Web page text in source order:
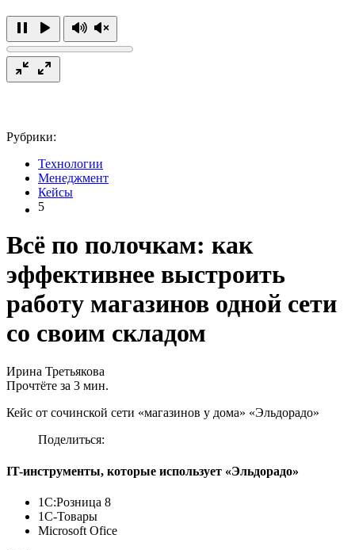
Рубрики:
Технологии
Менеджмент
Кейсы
5
Всё по полочкам: как
эффективнее выстроить
работу магазинов одной сети
со своим складом
Ирина Третьякова
Прочтёте за 3 мин.
Кейс от сочинской сети «магазинов у дома» «Эльдорадо»
Поделиться:
IT-инструменты, которые использует «Эльдорадо»
1С:Розница 8
1С-Товары
Microsoft Ofice